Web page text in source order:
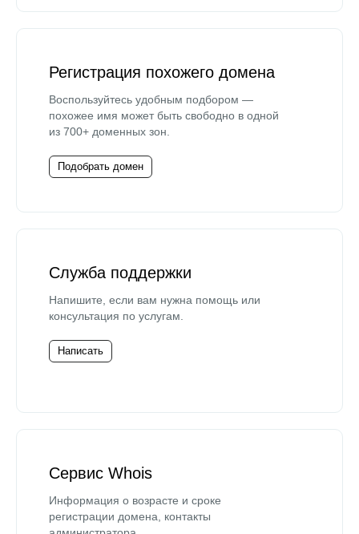
Регистрация похожего домена
Воспользуйтесь удобным подбором —
похожее имя может быть свободно в одной
из 700+ доменных зон.
Подобрать домен
Служба поддержки
Напишите, если вам нужна помощь или
консультация по услугам.
Написать
Сервис Whois
Информация о возрасте и сроке
регистрации домена, контакты